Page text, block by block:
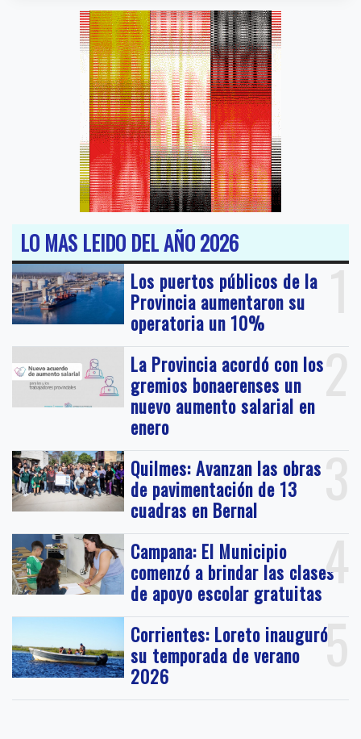
LO MAS LEIDO DEL AÑO 2026
1
Los puertos públicos de la
Provincia aumentaron su
operatoria un 10%
2
La Provincia acordó con los
gremios bonaerenses un
nuevo aumento salarial en
enero
3
Quilmes: Avanzan las obras
de pavimentación de 13
cuadras en Bernal
4
Campana: El Municipio
comenzó a brindar las clases
de apoyo escolar gratuitas
5
Corrientes: Loreto inauguró
su temporada de verano
2026